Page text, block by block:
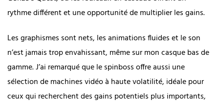
rythme différent et une opportunité de multiplier les gains.
Les graphismes sont nets, les animations fluides et le son
n’est jamais trop envahissant, même sur mon casque bas de
gamme. J’ai remarqué que le spinboss offre aussi une
sélection de machines vidéo à haute volatilité, idéale pour
ceux qui recherchent des gains potentiels plus importants,